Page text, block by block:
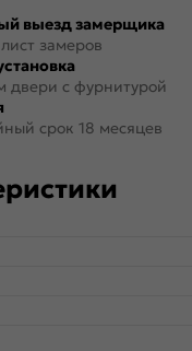
выезд замерщика
замеров
двери с фурнитурой
срок 18 месяцев